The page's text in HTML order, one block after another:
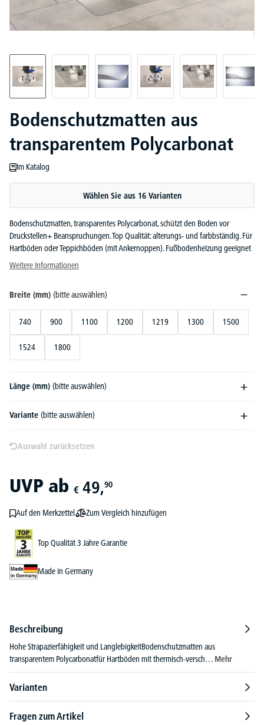
Bodenschutzmatten aus
transparentem Polycarbonat
Im Katalog
Wählen Sie aus 16 Varianten
Bodenschutzmatten, transparentes Polycarbonat, schützt den Boden vor
Druckstellen+ Beanspruchungen. Top Qualität: alterungs- und farbbständig. Für
Hartböden oder Teppichböden (mit Ankernoppen). Fußbodenheizung geeignet
Weitere Informationen
Breite (mm) (bitte auswählen)
740 900 1100 1200 1219 1300 1500
1524 1800
Länge (mm) (bitte auswählen)
Variante (bitte auswählen)
Auswahl zurücksetzen
UVP ab € 49,90
Auf den Merkzettel Zum Vergleich hinzufügen
Top Qualität 3 Jahre Garantie
Made in Germany
Beschreibung
Hohe Strapazierfähigkeit und LanglebigkeitBodenschutzmatten aus
transparentem Polycarbonatfür Hartböden mit thermisch-versch… Mehr
Varianten
Fragen zum Artikel